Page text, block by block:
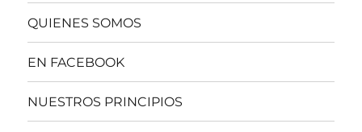
QUIENES SOMOS
EN FACEBOOK
NUESTROS PRINCIPIOS